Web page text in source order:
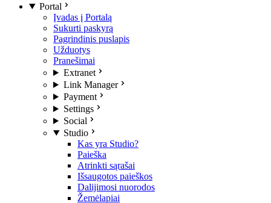
Portal
Įvadas į Portalą
Sukurti paskyrą
Pagrindinis puslapis
Užduotys
Pranešimai
Extranet
Link Manager
Payment
Settings
Social
Studio
Kas yra Studio?
Paieška
Atrinkti sąrašai
Išsaugotos paieškos
Dalijimosi nuorodos
Žemėlapiai